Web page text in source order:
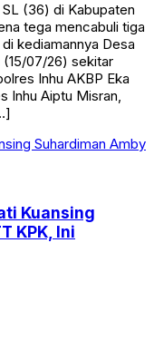
(36) di Kabupaten
tega mencabuli tiga
kediamannya Desa
(15/07/26) sekitar
Inhu AKBP Eka
Inhu Aiptu Misran,
Kuansing
KPK, Ini